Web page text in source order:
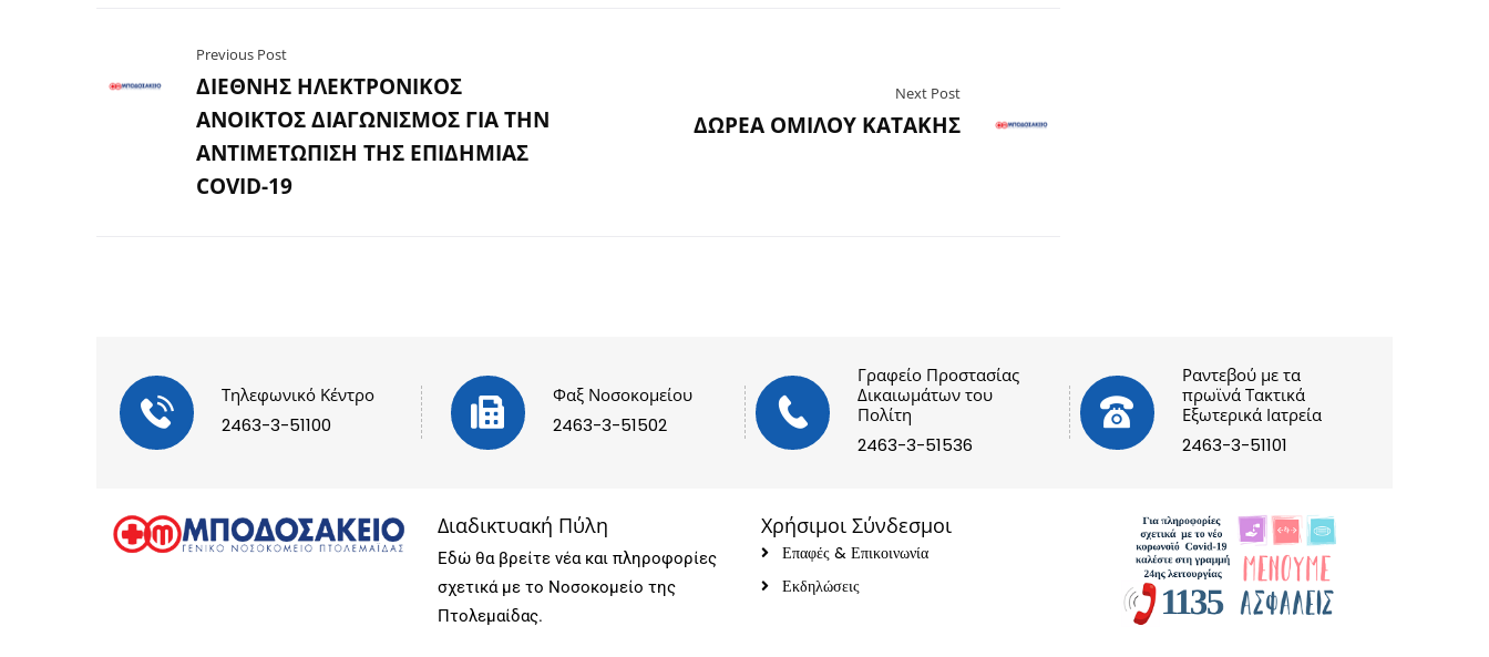
Previous Post
ΔΙΕΘΝΗΣ ΗΛΕΚΤΡΟΝΙΚΟΣ
ΑΝΟΙΚΤΟΣ ΔΙΑΓΩΝΙΣΜΟΣ ΓΙΑ ΤΗΝ
ΑΝΤΙΜΕΤΩΠΙΣΗ ΤΗΣ ΕΠΙΔΗΜΙΑΣ
COVID-19
Next Post
ΔΩΡΕΑ ΟΜΙΛΟΥ ΚΑΤΑΚΗΣ
Τηλεφωνικό Κέντρο
2463-3-51100
Φαξ Νοσοκομείου
2463-3-51502
Γραφείο Προστασίας
Δικαιωμάτων του
Πολίτη
2463-3-51536
Ραντεβού με τα
πρωϊνά Τακτικά
Εξωτερικά Ιατρεία
2463-3-51101
Διαδικτυακή Πύλη
Εδώ θα βρείτε νέα και πληροφορίες
σχετικά με το Νοσοκομείο της
Πτολεμαίδας.
Χρήσιμοι Σύνδεσμοι
Επαφές & Επικοινωνία
Εκδηλώσεις